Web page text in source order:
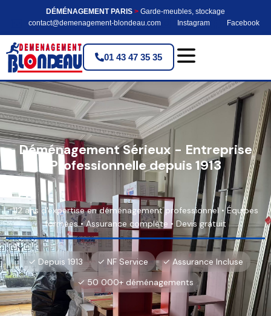
DÉMÉNAGEMENT PARIS > Garde-meubles, stockage
contact@demenagement-blondeau.com
Instagram Facebook
01 43 47 35 35
Déménagement Sérieux - Entreprise
Professionnelle depuis 1913
112 ans d'expertise en déménagement professionnel • Équipes
formées • Assurance complète • Devis gratuit
✓ Depuis 1913 ✓ NF Service
✓ Assurance Incluse
✓ 50 000+ déménagements